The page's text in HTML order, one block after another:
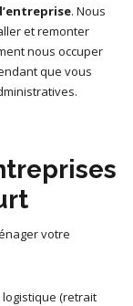
. Nous
et remonter
nous occuper
que vous
votre
logistique (retrait